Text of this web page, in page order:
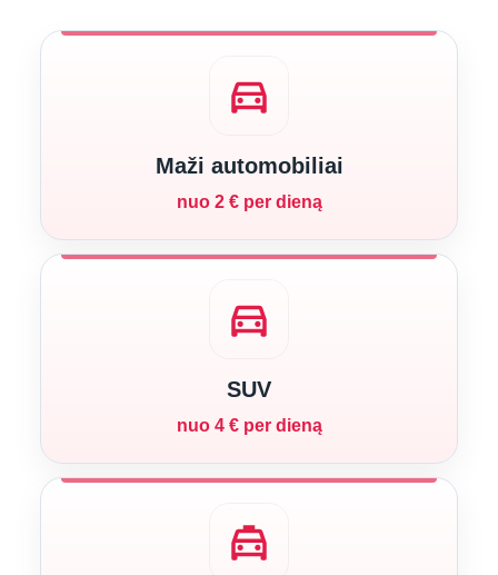
directions_car
Maži automobiliai
nuo 2 € per dieną
directions_car
SUV
nuo 4 € per dieną
local_taxi